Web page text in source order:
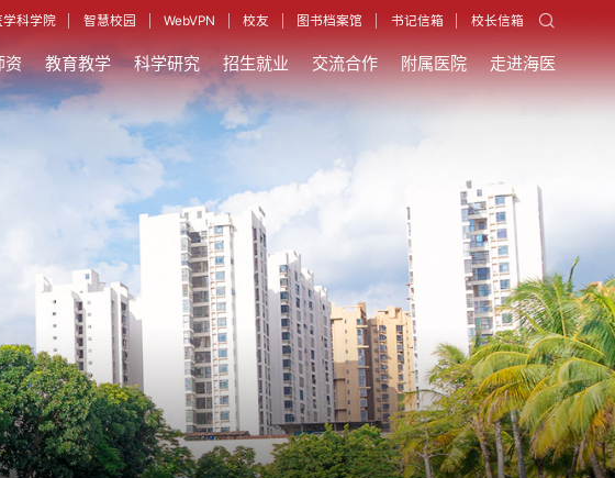
科学院 智慧校园 WebVPN 校友 图书档案馆 书记信箱 校长信箱
资 教育教学 科学研究 招生就业 交流合作 附属医院 走进海医